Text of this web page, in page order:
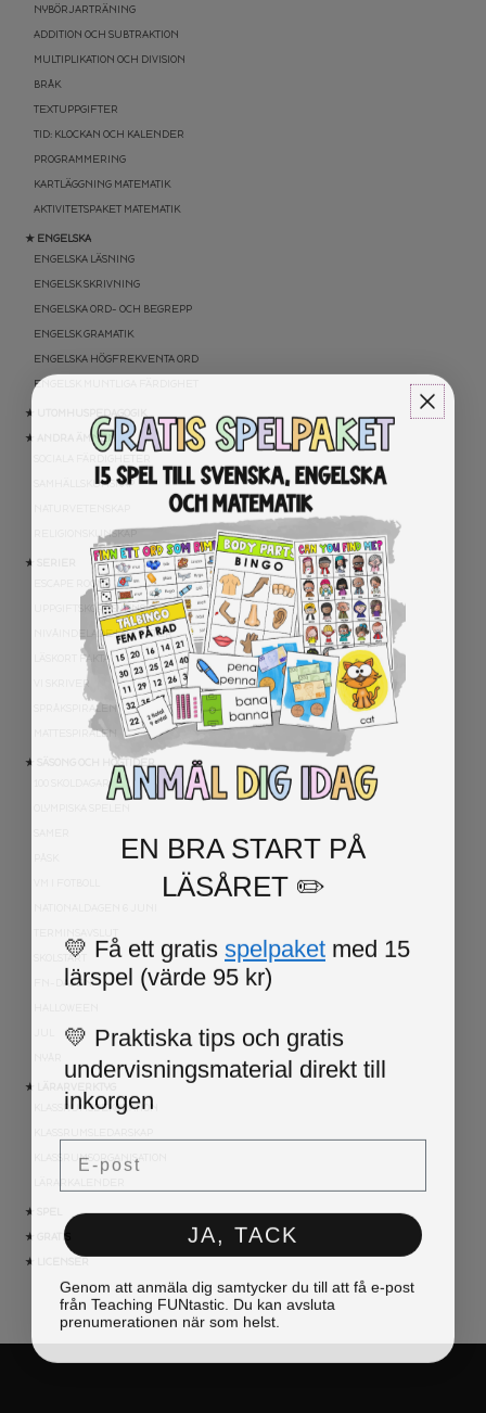
NYBÖRJARTRÄNING
ADDITION OCH SUBTRAKTION
MULTIPLIKATION OCH DIVISION
BRÅK
TEXTUPPGIFTER
TID: KLOCKAN OCH KALENDER
PROGRAMMERING
KARTLÄGGNING MATEMATIK
AKTIVITETSPAKET MATEMATIK
★ ENGELSKA
ENGELSKA LÄSNING
ENGELSK SKRIVNING
ENGELSKA ORD- OCH BEGREPP
ENGELSK GRAMATIK
ENGELSKA HÖGFREKVENTA ORD
ENGELSK MUNTLIGA FÄRDIGHET
★ UTOMHUSPEDAGOGIK
★ ANDRA ÄMNEN
SAMHÄLLSKUNSKAP
RELIGIONSKUNSKAP
★ SERIER
ESCAPE ROOMS
UPPGIFTSKORT SVENSKA
NIVÅINDELADE LÄSTEXTER
LÄSKORT FAKTA
VI SKRIVER
SPRÅKSPIRALEN
MATTESPIRALEN
★ SÄSONG OCH HÖGTIDER
100 SKOLDAGAR
SKOLSTART
FN-DAGEN
★ LÄRARVERKTYG
KLASSRUMSDEKORATION
KLASSRUMSORGANISATION
★ SPEL
★ GRATIS
★ LICENSER
EN BRA START PÅ
LÄSÅRET ✏️
💛 Få ett gratis spelpaket med 15
lärspel (värde 95 kr)
💛 Praktiska tips och gratis
undervisningsmaterial direkt till
inkorgen
Email
JA, TACK
Genom att anmäla dig samtycker du till att få e-post
från Teaching FUNtastic. Du kan avsluta
prenumerationen när som helst.